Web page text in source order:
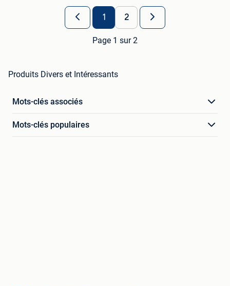
1 2
Page 1 sur 2
Produits Divers et Intéressants
Mots-clés associés
Mots-clés populaires